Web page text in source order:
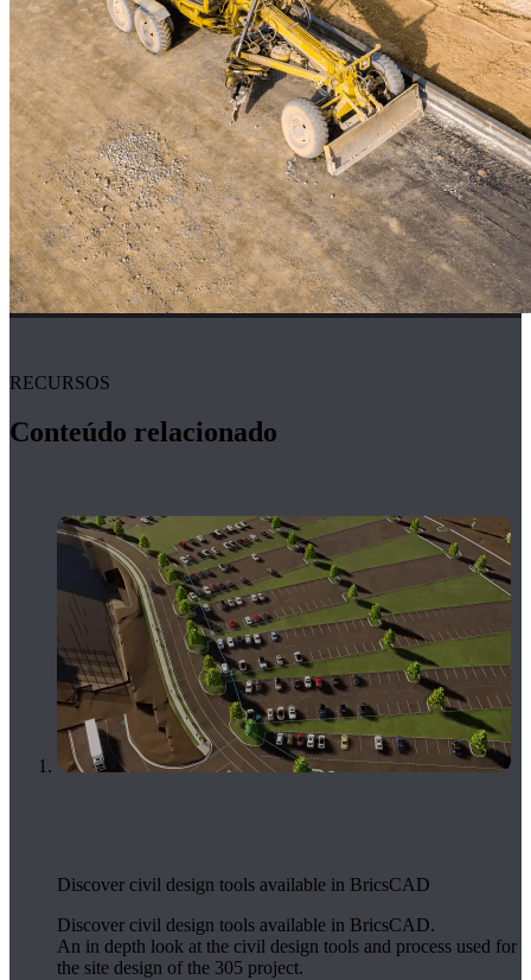
RECURSOS
Conteúdo relacionado
Discover civil design tools available in BricsCAD
Discover civil design tools available in BricsCAD.
An in depth look at the civil design tools and process used for
the site design of the 305 project.